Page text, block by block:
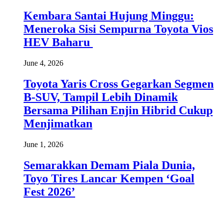
Kembara Santai Hujung Minggu:
Meneroka Sisi Sempurna Toyota Vios
HEV Baharu
June 4, 2026
Toyota Yaris Cross Gegarkan Segmen
B-SUV, Tampil Lebih Dinamik
Bersama Pilihan Enjin Hibrid Cukup
Menjimatkan
June 1, 2026
Semarakkan Demam Piala Dunia,
Toyo Tires Lancar Kempen ‘Goal
Fest 2026’